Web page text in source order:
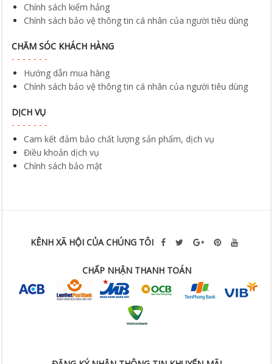
Chính sách kiểm hảng
Chính sách bảo vệ thông tin cá nhân của người tiêu dùng
CHĂM SÓC KHÁCH HÀNG
Hướng dẫn mua hàng
Chính sách bảo vệ thông tin cá nhân của người tiêu dùng
DỊCH VỤ
Cam kết đảm bảo chất lượng sản phẩm, dịch vụ
Điều khoản dịch vụ
Chính sách bảo mật
KÊNH XÃ HỘI CỦA CHÚNG TÔI
CHẤP NHẬN THANH TOÁN